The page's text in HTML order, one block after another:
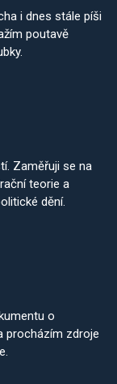
i dnes stále píši
poutavě
Zaměřuji se na
teorie a
dění.
o
procházím zdroje